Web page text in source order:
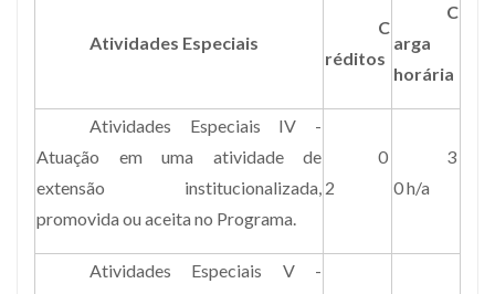
Atividades Especiais
C
réditos
C
arga
horária
Atividades Especiais IV -
Atuação em uma atividade de
extensão institucionalizada,
promovida ou aceita no Programa.
0
2
3
0 h/a
Atividades Especiais V -